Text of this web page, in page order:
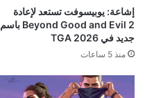
إشاعة: يوبيسوفت تستعد لإعادة
Beyond Good and Evil 2 باسم
جديد في TGA 2026
منذ 5 ساعات